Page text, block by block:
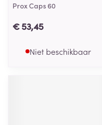
Prox Caps 60
€ 53,45
Niet beschikbaar